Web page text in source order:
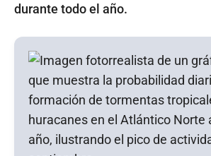
durante todo el año.